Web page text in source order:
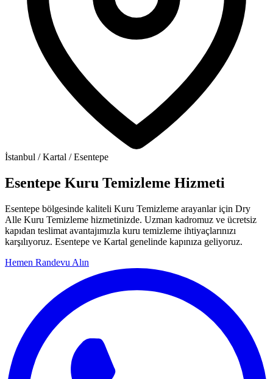
İstanbul / Kartal / Esentepe
Esentepe Kuru Temizleme Hizmeti
Esentepe bölgesinde kaliteli Kuru Temizleme arayanlar için Dry
Alle Kuru Temizleme hizmetinizde. Uzman kadromuz ve ücretsiz
kapıdan teslimat avantajımızla kuru temizleme ihtiyaçlarınızı
karşılıyoruz. Esentepe ve Kartal genelinde kapınıza geliyoruz.
Hemen Randevu Alın